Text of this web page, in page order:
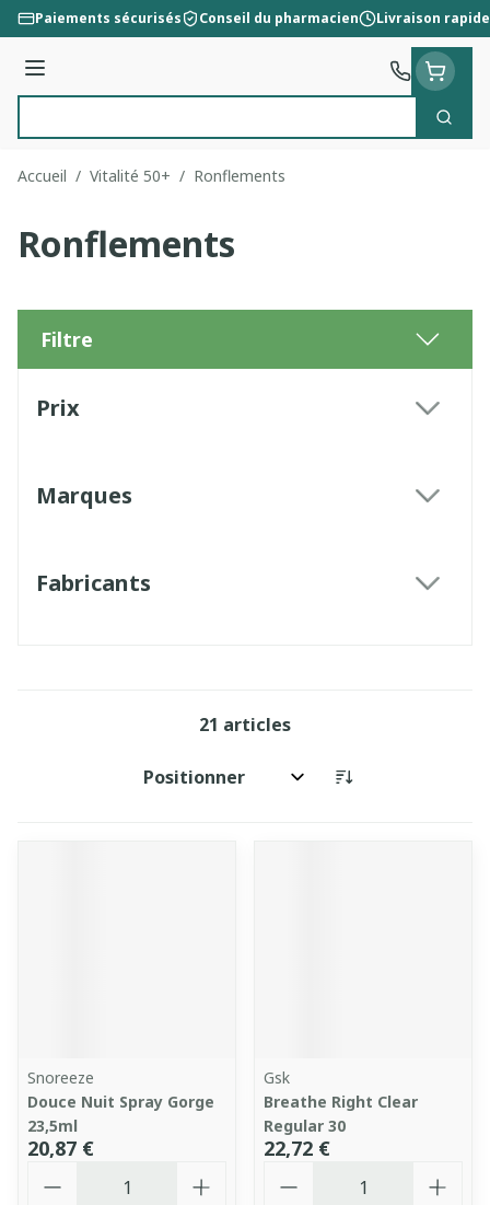
Aller au contenu
Paiements sécurisés Conseil du pharmacien Livraison rapide
Menu
Accueil / Vitalité 50+ / Ronflements
Ronflements
Filtre
Prix
Marques
Fabricants
21 articles
Trier par:
Snoreeze
Douce Nuit Spray Gorge
23,5ml
20,87 €
Gsk
Breathe Right Clear
Regular 30
22,72 €